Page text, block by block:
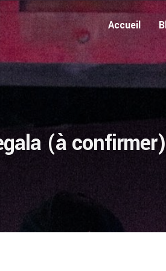
Accueil
(à confirmer)